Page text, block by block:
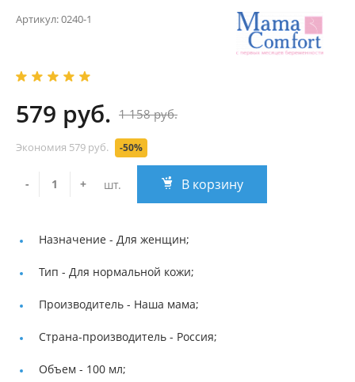
Артикул:0240-1
579 руб. 1 158 руб.
Экономия 579 руб. -50%
- + шт. В корзину
Назначение - Для женщин;
Тип - Для нормальной кожи;
Производитель - Наша мама;
Страна-производитель - Россия;
Объем - 100 мл;